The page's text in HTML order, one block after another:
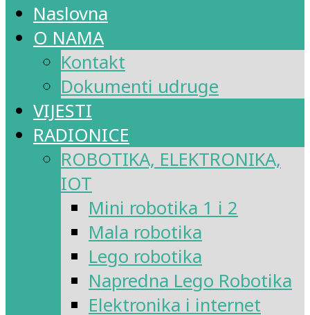
Naslovna
O NAMA
Kontakt
Dokumenti udruge
VIJESTI
RADIONICE
ROBOTIKA, ELEKTRONIKA,
IOT
Mini robotika 1 i 2
Mala robotika
Lego robotika
Napredna Lego Robotika
Elektronika i internet